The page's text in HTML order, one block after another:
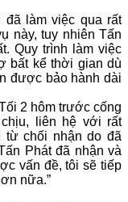
đã làm việc qua rất
này, tuy nhiên Tấn
Quy trình làm việc
bất kể thời gian dù
được bảo hành dài
2 hôm trước cống
liên hệ với rất
từ chối nhận do đã
Phát đã nhận và
vấn đề, tôi sẽ tiếp
nữa.”